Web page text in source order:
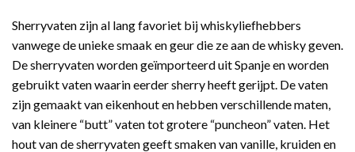
Sherryvaten zijn al lang favoriet bij whiskyliefhebbers
vanwege de unieke smaak en geur die ze aan de whisky geven.
De sherryvaten worden geïmporteerd uit Spanje en worden
gebruikt vaten waarin eerder sherry heeft gerijpt. De vaten
zijn gemaakt van eikenhout en hebben verschillende maten,
van kleinere “butt” vaten tot grotere “puncheon” vaten. Het
hout van de sherryvaten geeft smaken van vanille, kruiden en